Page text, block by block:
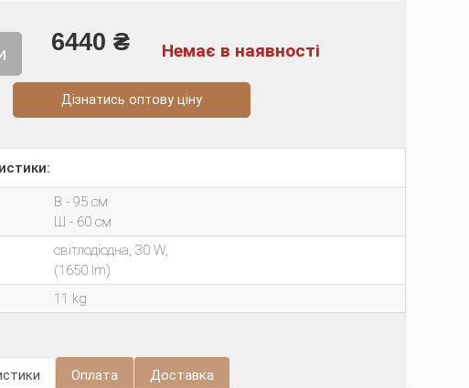
6440 ₴ Немає в наявності
Дізнатись оптову ціну
В - 95 см
Ш - 60 см
світлодіодна, 30 W,
(1650 lm)
11 kg
Оплата Доставка